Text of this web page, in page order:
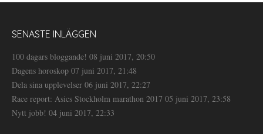
SENASTE INLÄGGEN
100 dagars bloggande! 08 juni 2017, 20:50
Dagens horoskop 07 juni 2017, 21:48
Dela sina upplevelser 06 juni 2017, 22:27
Race report: Asics Stockholm marathon 2017 05 juni 2017, 23:58
Nytt jobb! 04 juni 2017, 22:33